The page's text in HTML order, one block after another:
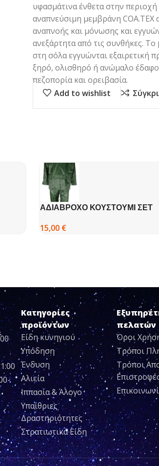
υφασμάτινα ένθετα στην
αναπνεύσιμη μεμβράνη
αναπνοής και μόνωσης και
ανεξάρτητα από τις συνθήκες.
στη σόλα εγγυώνται εξαιρετική
ξηρό, ολισθηρό ή ανώμαλο
πεζοπορία και ορειβασία.
Add to wishlist
ΑΔΙΑΒΡΟΧΟ ΚΟΥΣΤΟΥΜΙ ΣΕΤ
15,00 €
Κατηγορίες
προϊόντων
Είδη κυνηγιού
Υπόδηση
Ένδυση
Αλιεία
Ιππασία & Άλογο
Υπαίθριες
Δραστηριότητες
Στρατιωτικά Είδη
πελατών
Όροι
Τρόποι
Τρόποι